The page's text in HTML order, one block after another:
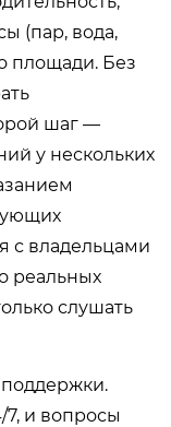
(пар, вода,
площади. Без
шаг —
у нескольких
с владельцами
реальных
слушать
7, и вопросы